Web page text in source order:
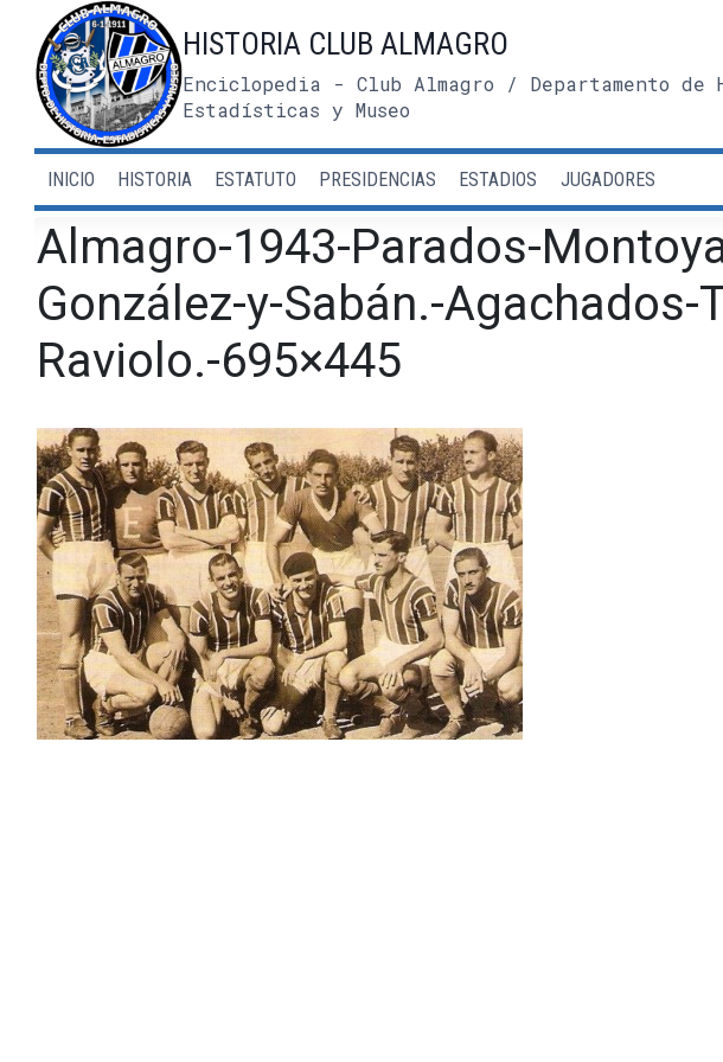
contenido
HISTORIA CLUB ALMAGRO
Enciclopedia - Club Almagro / Departamento de
Estadísticas y Museo
INICIO HISTORIA ESTATUTO PRESIDENCIAS ESTADIOS JUGADORES
Almagro-1943-Parados-
González-y-Sabán.-
Raviolo.-695×445